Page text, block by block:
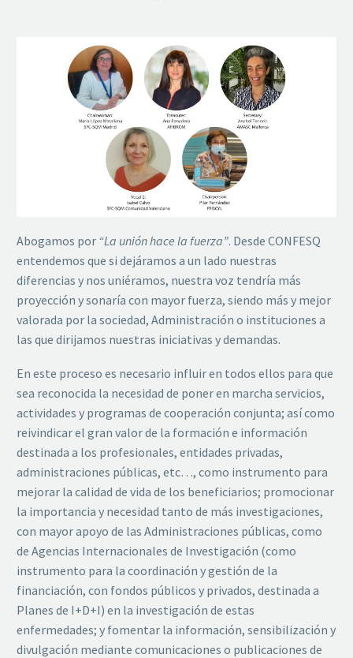
Abogamos por “La unión hace la fuerza”. Desde CONFESQ
entendemos que si dejáramos a un lado nuestras
diferencias y nos uniéramos, nuestra voz tendría más
proyección y sonaría con mayor fuerza, siendo más y mejor
valorada por la sociedad, Administración o instituciones a
las que dirijamos nuestras iniciativas y demandas.
En este proceso es necesario influir en todos ellos para que
sea reconocida la necesidad de poner en marcha servicios,
actividades y programas de cooperación conjunta; así como
reivindicar el gran valor de la formación e información
destinada a los profesionales, entidades privadas,
administraciones públicas, etc…, como instrumento para
mejorar la calidad de vida de los beneficiarios; promocionar
la importancia y necesidad tanto de más investigaciones,
con mayor apoyo de las Administraciones públicas, como
de Agencias Internacionales de Investigación (como
instrumento para la coordinación y gestión de la
financiación, con fondos públicos y privados, destinada a
Planes de I+D+I) en la investigación de estas
enfermedades; y fomentar la información, sensibilización y
divulgación mediante comunicaciones o publicaciones de